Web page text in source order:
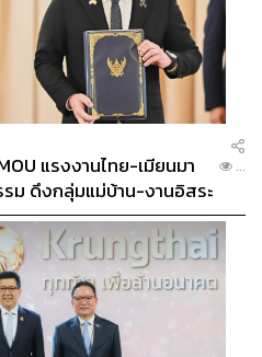
แรงงานไทย-เมียนมา
ม ดึงกลุ่มแม่บ้าน-งานอิสระ
...